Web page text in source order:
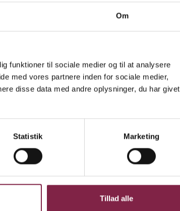
Om
funktioner til sociale medier og til at analysere
med vores partnere inden for sociale medier,
disse data med andre oplysninger, du har givet
Statistik Marketing
Tillad alle
til børneteatrene, og
til børneteater," siger
fra 2007. Tre
sløjfes. Henrik Køhler
at nye teatre får sværere ved
i børneteatret,